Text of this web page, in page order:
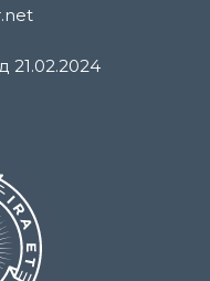
21.02.2024